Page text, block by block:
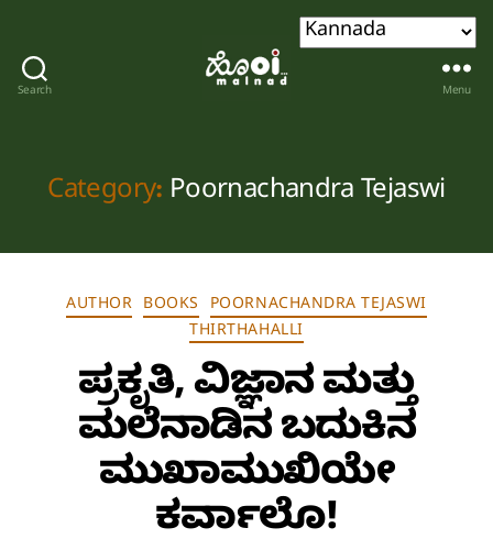
Search Menu
Category: Poornachandra Tejaswi
Categories
AUTHOR BOOKS
POORNACHANDRA TEJASWI
THIRTHAHALLI
ಪ್ರಕೃತಿ, ವಿಜ್ಞಾನ ಮತ್ತು
ಮಲೆನಾಡಿನ ಬದುಕಿನ
ಮುಖಾಮುಖಿಯೇ
ಕರ್ವಾಲೊ!